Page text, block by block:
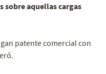
sobre aquellas cargas
patente comercial con